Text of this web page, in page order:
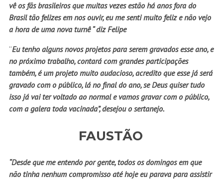
vê os fãs brasileiros que muitas vezes estão há anos fora do
Brasil tão felizes em nos ouvir, eu me senti muito feliz e não vejo
a hora de uma nova turnê “ diz Felipe
“Eu tenho alguns novos projetos para serem gravados esse ano, e
no próximo trabalho, contará com grandes participações
também, é um projeto muito audacioso, acredito que esse já será
gravado com o público, lá no final do ano, se Deus quiser tudo
isso já vai ter voltado ao normal e vamos gravar com o público,
com a galera toda vacinada”, desejou o sertanejo.
FAUSTÃO
“Desde que me entendo por gente, todos os domingos em que
não tinha nenhum compromisso até hoje eu parava para assistir